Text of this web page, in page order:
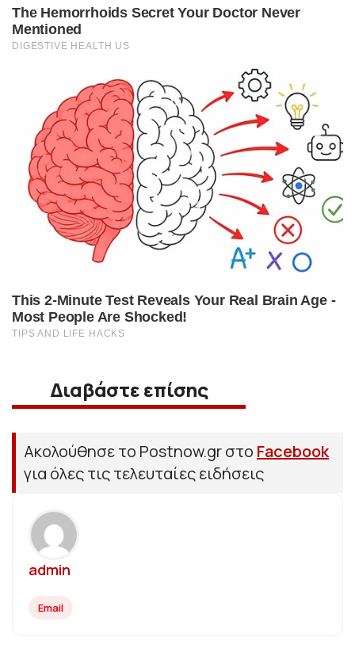
Διαβάστε επίσης
Ακολούθησε το Postnow.gr στο Facebook
για όλες τις τελευταίες ειδήσεις
admin
Email